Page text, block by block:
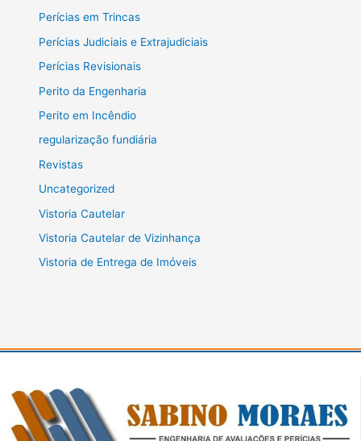
Perícias em Trincas
Perícias Judiciais e Extrajudiciais
Perícias Revisionais
Perito da Engenharia
Perito em Incêndio
regularização fundiária
Revistas
Uncategorized
Vistoria Cautelar
Vistoria Cautelar de Vizinhança
Vistoria de Entrega de Imóveis